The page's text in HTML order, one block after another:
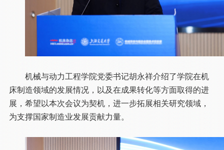
机械与动力工程学院党委书记胡永祥介绍了学院在机
床制造领域的发展情况，以及在成果转化等方面取得的进
展，希望以本次会议为契机，进一步拓展相关研究领域，
为支撑国家制造业发展贡献力量。